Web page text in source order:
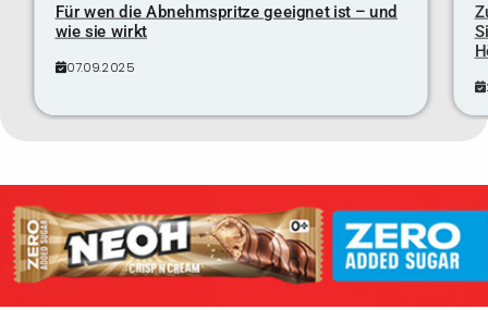
Für wen die Abnehmspritze geeignet ist – und
wie sie wirkt
07.09.2025